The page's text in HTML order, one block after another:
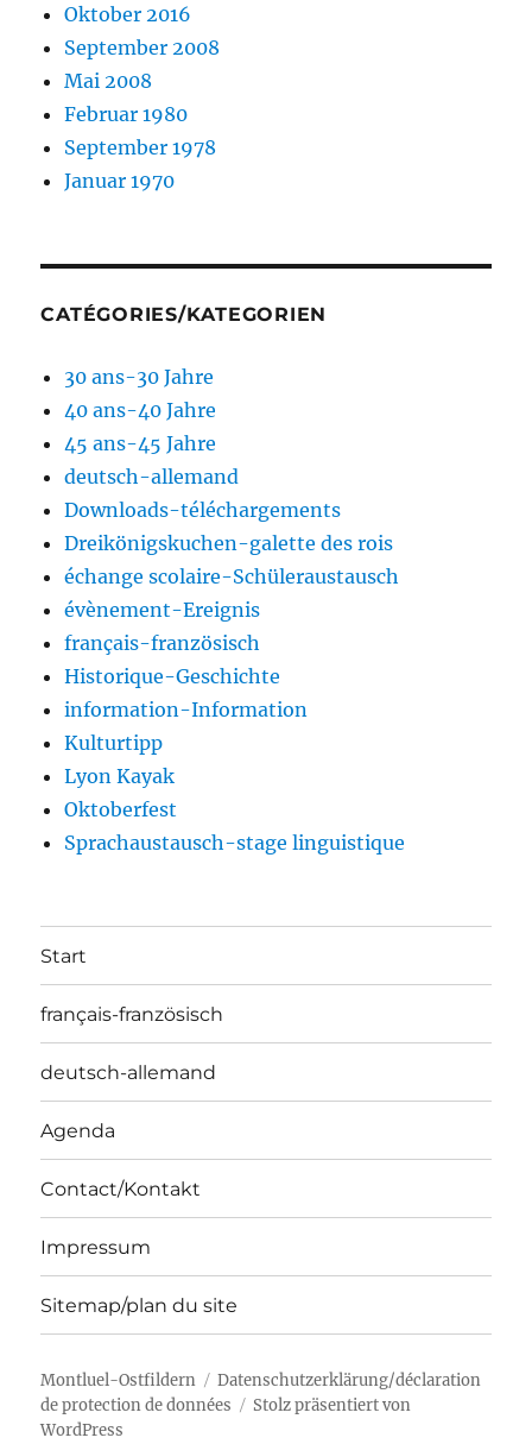
Oktober 2016
September 2008
Mai 2008
Februar 1980
September 1978
Januar 1970
CATÉGORIES/KATEGORIEN
30 ans-30 Jahre
40 ans-40 Jahre
45 ans-45 Jahre
deutsch-allemand
Downloads-téléchargements
Dreikönigskuchen-galette des rois
échange scolaire-Schüleraustausch
évènement-Ereignis
français-französisch
Historique-Geschichte
information-Information
Kulturtipp
Lyon Kayak
Oktoberfest
Sprachaustausch-stage linguistique
Start
français-französisch
deutsch-allemand
Agenda
Contact/Kontakt
Impressum
Sitemap/plan du site
Montluel-Ostfildern
Datenschutzerklärung/déclaration
de protection de données
Stolz präsentiert von
WordPress